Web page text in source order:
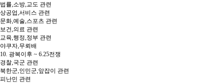
법률,소방,교도 관련
상공업,서비스 관련
문화,예술,스포츠 관련
보건,의료 관련
교육,행정,정부 관련
야쿠자,무뢰배
10. 광복이후 ~ 6.25전쟁
경찰,국군 관련
북한군,인민군,앞잡이 관련
피난민 관련